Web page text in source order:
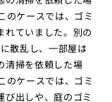
のケースでは、ゴミ
れていました。別の
散乱し、一部屋は
清掃を依頼した場
のケースでは、ゴミ
び出しや、庭のゴミ